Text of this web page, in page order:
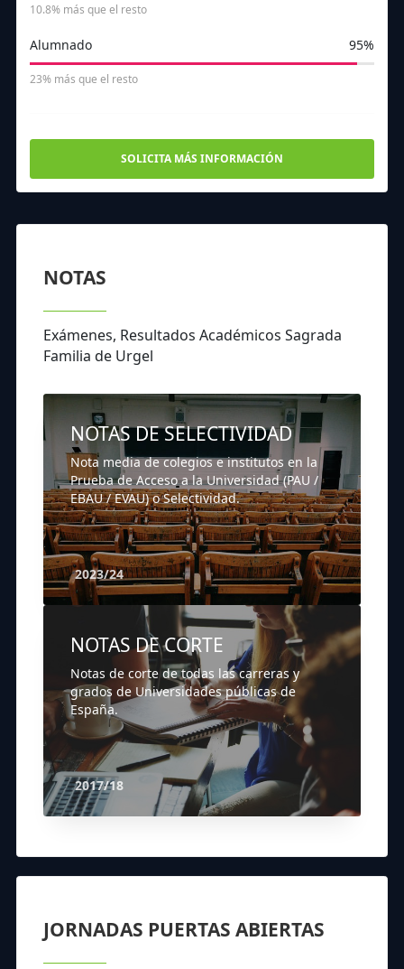
10.8% más que el resto
Alumnado 95%
23% más que el resto
SOLICITA MÁS INFORMACIÓN
NOTAS
Exámenes, Resultados Académicos Sagrada
Familia de Urgel
NOTAS DE SELECTIVIDAD
Nota media de colegios e institutos en la
Prueba de Acceso a la Universidad (PAU /
EBAU / EVAU) o Selectividad.
2023/24
NOTAS DE CORTE
Notas de corte de todas las carreras y
grados de Universidades públicas de
España.
2017/18
JORNADAS PUERTAS ABIERTAS